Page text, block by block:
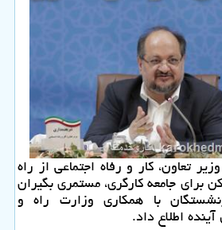
تعاون، كار و رفاه اجتماعی از راه
مسكن برای جامعه كارگری، مستمری بگیران
با همكاری وزارت راه و
اطلاع داد.